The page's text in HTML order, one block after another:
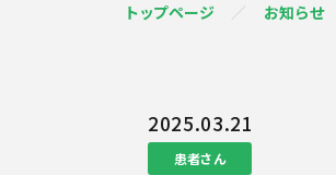
トップページ お知らせ
2025.03.21
患者さん